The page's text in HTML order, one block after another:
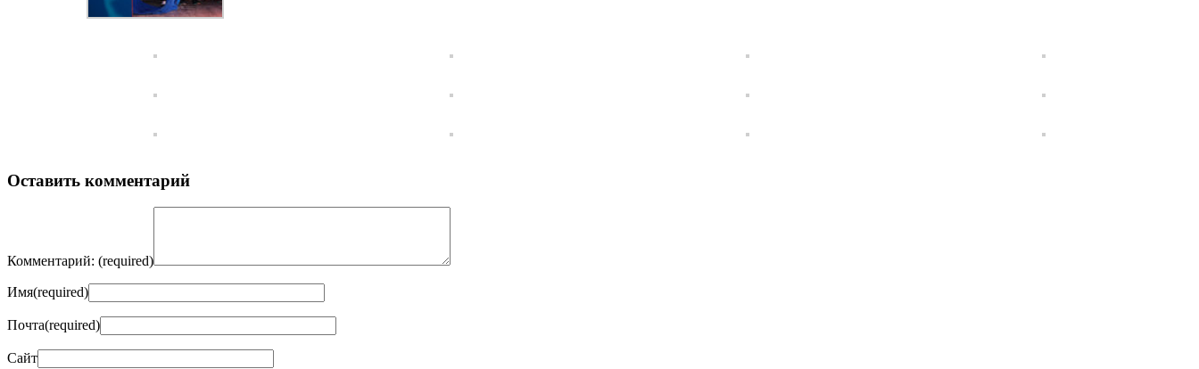
Оставить комментарий
Комментарий: (required)
Имя(required)
Почта(required)
Сайт